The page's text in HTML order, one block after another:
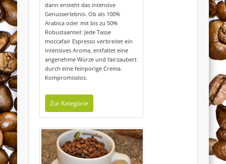
dann ensteht das intensive
Genusserlebnis. Ob als 100%
Arabica oder mit bis zu 50%
Robustaanteil: Jede Tasse
moccafair Espresso verbreitet ein
intensives Aroma, entfaltet eine
angenehme Würze und fairzaubert
durch eine feinporige Crema.
Kompromisslos.
Zur Kategorie